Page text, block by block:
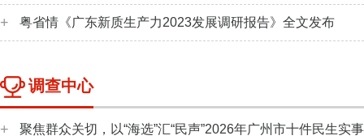
粤省情《广东新质生产力2023发展调研报告》全文发布
广东省情调查报告
调查中心
聚焦群众关切，以“海选”汇“民声”2026年广州市十件民生实